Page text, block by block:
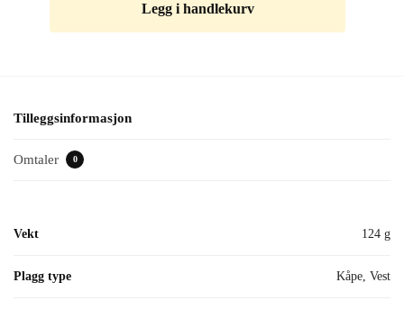
Legg i handlekurv
Tilleggsinformasjon
Omtaler 0
Vekt 124 g
Plagg type Kåpe, Vest